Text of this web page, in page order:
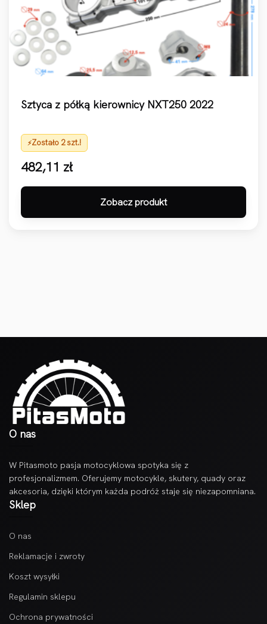
Sztyca z półką kierownicy NXT250 2022
Zostało 2 szt.!
482,11 zł
Zobacz produkt
O nas
W Pitasmoto pasja motocyklowa spotyka się z
profesjonalizmem. Oferujemy motocykle, skutery, quady oraz
akcesoria, dzięki którym każda podróż staje się niezapomniana.
Sklep
O nas
Reklamacje i zwroty
Koszt wysyłki
Regulamin sklepu
Ochrona prywatności